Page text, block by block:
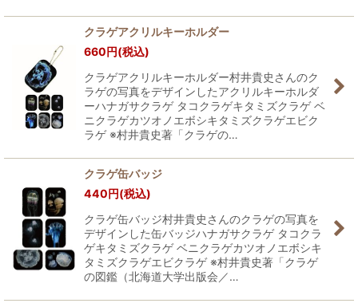
クラゲアクリルキーホルダー
660円(税込)
クラゲアクリルキーホルダー村井貴史さんのク
ラゲの写真をデザインしたアクリルキーホルダ
ーハナガサクラゲ タコクラゲキタミズクラゲ ベ
ニクラゲカツオノエボシキタミズクラゲエビク
ラゲ ※村井貴史著「クラゲの…
クラゲ缶バッジ
440円(税込)
クラゲ缶バッジ村井貴史さんのクラゲの写真を
デザインした缶バッジハナガサクラゲ タコクラ
ゲキタミズクラゲ ベニクラゲカツオノエボシキ
タミズクラゲエビクラゲ ※村井貴史著「クラゲ
の図鑑（北海道大学出版会／…